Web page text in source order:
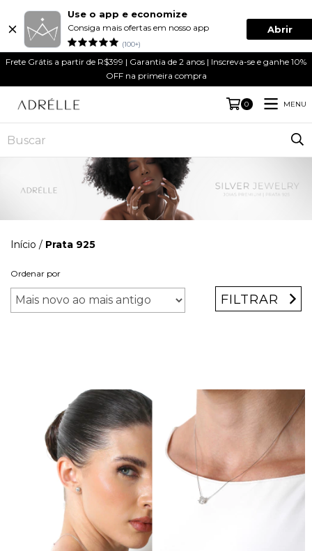
Use o app e economize
Consiga mais ofertas em nosso app
(100+)
Abrir
Frete Grátis a partir de R$399 | Garantia de 2 anos | Inscreva-se e ganhe 10%
OFF na primeira compra
0 MENU
Início / Prata 925
Ordenar por
FILTRAR